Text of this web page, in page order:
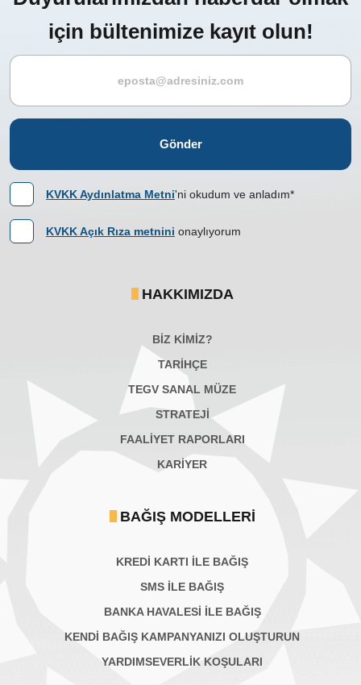
için bültenimize kayıt olun!
Gönder
KVKK Aydınlatma Metni'ni okudum ve anladım*
KVKK Açık Rıza metnini onaylıyorum
HAKKIMIZDA
BİZ KİMİZ?
TARİHÇE
TEGV SANAL MÜZE
STRATEJİ
FAALİYET RAPORLARI
KARIYER
BAĞIŞ MODELLERI
KREDİ KARTI İLE BAĞIŞ
SMS İLE BAĞIŞ
BANKA HAVALESİ İLE BAĞIŞ
KENDİ BAĞIŞ KAMPANYANIZI OLUŞTURUN
YARDIMSEVERLİK KOŞULARI